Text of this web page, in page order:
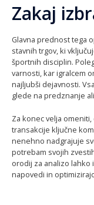
Zakaj
Glavna prednost tega
stavnih trgov, ki
športnih disciplin.
varnosti, kar igralcem
najljubši dejavnosti.
glede na predznanje
Za konec velja
transakcije ključne
nenehno nadgrajuje
potrebam svojih
orodij za analizo lahko
napovedi in